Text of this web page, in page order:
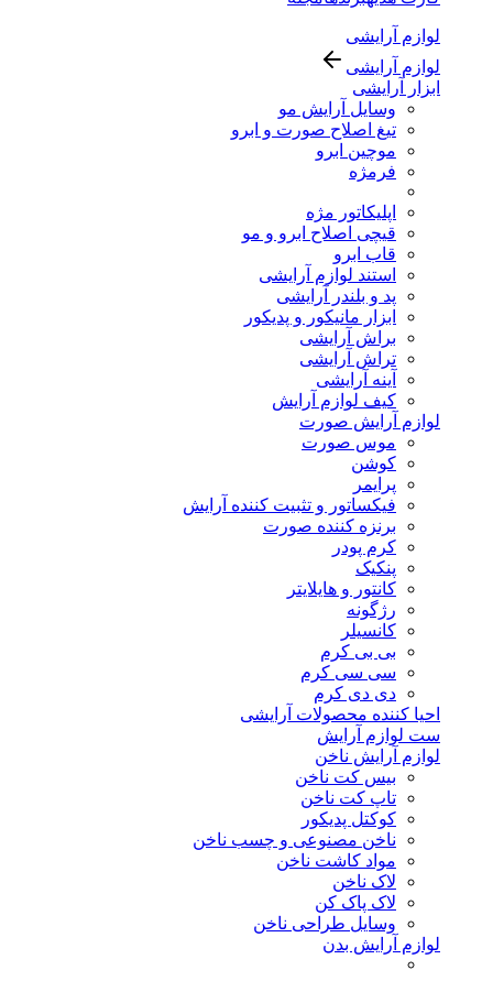
لوازم آرایشی
لوازم آرایشی
ابزار آرایشی
وسایل آرایش مو
تیغ اصلاح صورت و ابرو
موچین ابرو
فرمژه
اپلیکاتور مژه
قیچی اصلاح ابرو و مو
قاب ابرو
استند لوازم آرایشی
پد و بلندر آرایشی
ابزار مانیکور و پدیکور
براش آرایشی
تراش آرایشی
آینه آرایشی
کیف لوازم آرایش
لوازم آرایش صورت
موس صورت
کوشن
پرایمر
فیکساتور و تثبیت کننده آرایش
برنزه کننده صورت
کرم پودر
پنکیک
کانتور و هایلایتر
رژگونه
کانسیلر
بی بی کرم
سی سی کرم
دی دی کرم
احیا کننده محصولات آرایشی
ست لوازم آرایش
لوازم آرایش ناخن
بیس کت ناخن
تاپ کت ناخن
کوکتل پدیکور
ناخن مصنوعی و چسب ناخن
مواد کاشت ناخن
لاک ناخن
لاک پاک کن
وسایل طراحی ناخن
لوازم آرایش بدن